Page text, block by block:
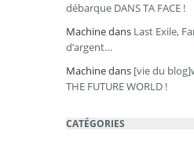
débarque DANS TA FACE !
Machinedans Last Exile,
d’argent…
Machinedans [vie du
THE FUTURE WORLD !
CATÉGORIES